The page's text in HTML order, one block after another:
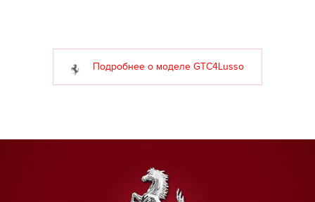
Подробнее о моделе GTC4Lusso